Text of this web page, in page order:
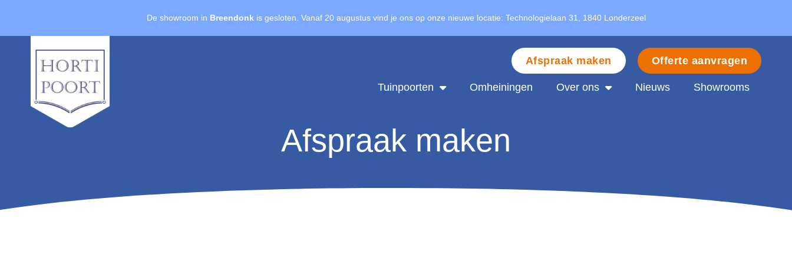
De showroom in Breendonkis gesloten. Vanaf 20 augustus vind je ons op onze nieuwe locatie: Technologielaan 31, 1840 Londerzeel
Afspraak maken Offerte aanvragen
Tuinpoorten Omheiningen Over ons Nieuws Showrooms
Afspraak maken